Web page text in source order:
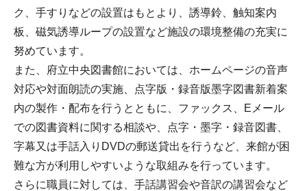
ク、手すりなどの設置はもとより、誘導鈴、触知案内
板、磁気誘導ループの設置など施設の環境整備の充実に
努めています。
また、府立中央図書館においては、ホームページの音声
対応や対面朗読の実施、点字版・録音版墨字図書新着案
内の製作・配布を行うとともに、ファックス、Eメール
での図書資料に関する相談や、点字・墨字・録音図書、
字幕又は手話入りDVDの郵送貸出を行うなど、来館が困
難な方が利用しやすいような取組みを行っています。
さらに職員に対しては、手話講習会や音訳の講習会など